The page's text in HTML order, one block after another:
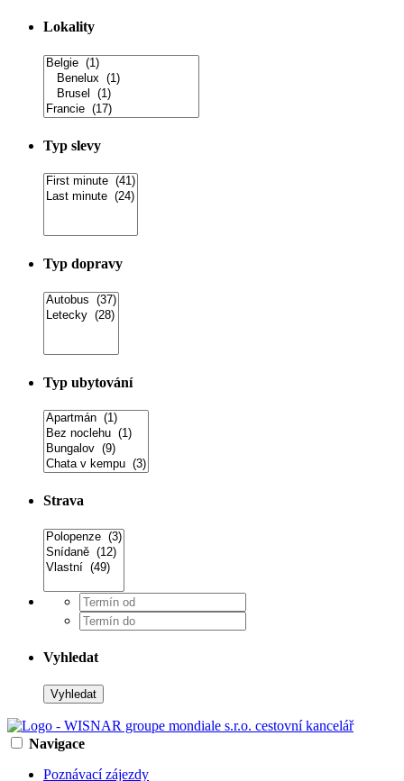
Lokality
Typ slevy
Typ dopravy
Typ ubytování
Strava
Vyhledat
Navigace
Poznávací zájezdy